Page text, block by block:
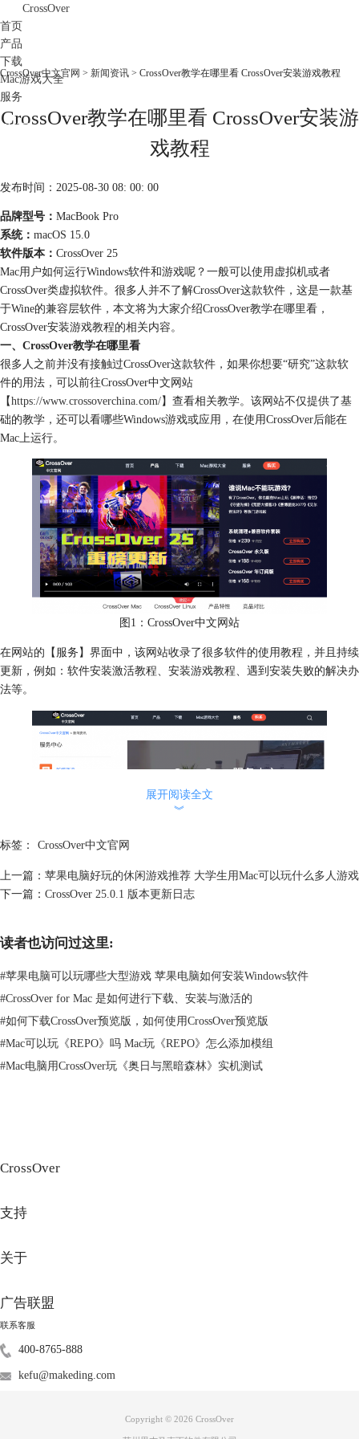
CrossOver
首页
产品
下载
Mac游戏大全
服务
购买
CrossOver中文官网 > 新闻资讯 > CrossOver教学在哪里看 CrossOver安装游戏教程
CrossOver教学在哪里看 CrossOver安装游
戏教程
发布时间：2025-08-30 08: 00: 00
品牌型号： MacBook Pro
系统： macOS 15.0
软件版本： CrossOver 25
Mac用户如何运行Windows软件和游戏呢？一般可以使用虚拟机或者
CrossOver类虚拟软件。很多人并不了解CrossOver这款软件，这是一款基
于Wine的兼容层软件，本文将为大家介绍CrossOver教学在哪里看，
CrossOver安装游戏教程的相关内容。
一、CrossOver教学在哪里看
很多人之前并没有接触过CrossOver这款软件，如果你想要“研究”这款软
件的用法，可以前往CrossOver中文网站
【https://www.crossoverchina.com/】查看相关教学。该网站不仅提供了基
础的教学，还可以看哪些Windows游戏或应用，在使用CrossOver后能在
Mac上运行。
图1：CrossOver中文网站
在网站的【服务】界面中，该网站收录了很多软件的使用教程，并且持续
更新，例如：软件安装激活教程、安装游戏教程、遇到安装失败的解决办
法等。
我们可以在CrossOver中文网站上免费下载试用版，首次下载支持免费试
用，我们可以下载安装后，使用【搜索】功能查看软件的兼容情况。
例如下图中的Steam软件，兼容性显示【近乎完美】，说明运行状况和
Windows平台几乎相同。如果搜索不到你想要使用的软件，并不是无法安
装，我们可以使用【安装一个不在列表里的应用程序】功能，手动选择
【exe】格式的安装包，并手动创建容器安装软件。
很多人不知道使用CrossOver安装游戏的步骤，大多数情况下，我们都是
从Steam平台下载游戏，下面我就以《剑星》这款Steam平台的游戏为大家
介绍CrossOver安装游戏的教程。
下载软件请认准正版网站，我们可以前往CrossOver中文网站免费下载安
展开阅读全文
︾
标签： CrossOver中文官网
上一篇： 苹果电脑好玩的休闲游戏推荐 大学生用Mac可以玩什么多人游戏
下一篇： CrossOver 25.0.1 版本更新日志
读者也访问过这里:
#苹果电脑可以玩哪些大型游戏 苹果电脑如何安装Windows软件
#CrossOver for Mac 是如何进行下载、安装与激活的
#如何下载CrossOver预览版，如何使用CrossOver预览版
#Mac可以玩《REPO》吗 Mac玩《REPO》怎么添加模组
#Mac电脑用CrossOver玩《奥日与黑暗森林》实机测试
CrossOver
支持
关于
广告联盟
联系客服
400-8765-888
kefu@makeding.com
Copyright © 2026 CrossOver